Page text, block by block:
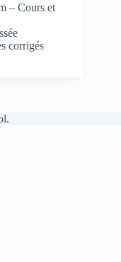
– Cours et
corrigés